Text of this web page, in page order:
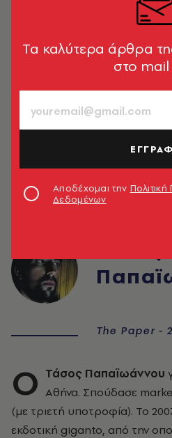
The Paper -
Ο Τάσος Παπαϊωάννου
Αθήνα. Σπούδασε
(με τριετή υποτροφία). Το
εκδοτική giganto, από την
Tα καλύτερα άρθρα
στο
Αποδέχομαι την
Δεδομένων